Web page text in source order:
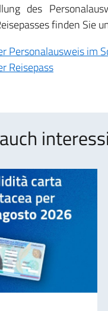
des
finden Sie
Personalausweis im
Reisepass